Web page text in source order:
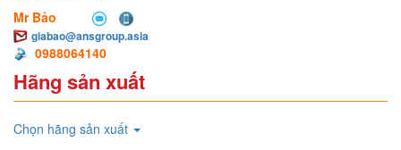
Mr Bảo
giabao@ansgroup.asia
0988064140
Hãng sản xuất
Chọn hãng sản xuất